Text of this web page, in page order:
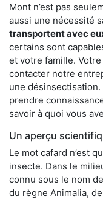
Mont n’est pas
aussi une nécessité
transportent avec
certains sont
et votre famille.
contacter notre
une
prendre
savoir à quoi vous
Un aperçu
Le mot cafard n’est
insecte. Dans le
connu sous le nom
du règne Animalia,